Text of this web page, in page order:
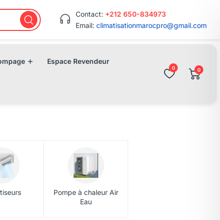
Contact: +212 650-834973
Email:climatisationmarocpro@gmail.com
Espace Revendeur
0 0
Pompe à chaleur Air
Eau